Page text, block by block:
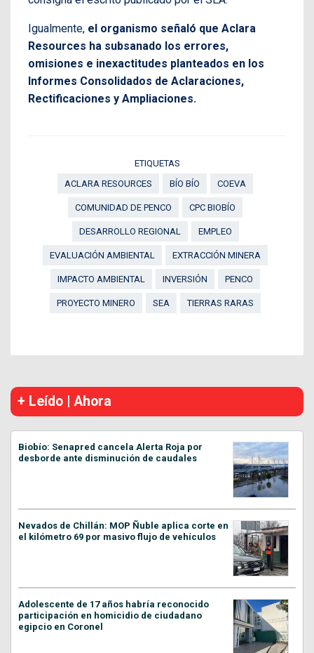
Igualmente, el organismo señaló que Aclara
Resources ha subsanado los errores,
omisiones e inexactitudes planteados en los
Informes Consolidados de Aclaraciones,
Rectificaciones y Ampliaciones.
ETIQUETAS
ACLARA RESOURCES
BÍO BÍO COEVA
COMUNIDAD DE PENCO CPC BIOBÍO
DESARROLLO REGIONAL EMPLEO
EVALUACIÓN AMBIENTAL EXTRACCIÓN MINERA
IMPACTO AMBIENTAL INVERSIÓN PENCO
PROYECTO MINERO SEA TIERRAS RARAS
+ Leído | Ahora
Biobío: Senapred cancela Alerta Roja por
desborde ante disminución de caudales
Nevados de Chillán: MOP Ñuble aplica corte en
el kilómetro 69 por masivo flujo de vehículos
Adolescente de 17 años habría reconocido
participación en homicidio de ciudadano
egipcio en Coronel